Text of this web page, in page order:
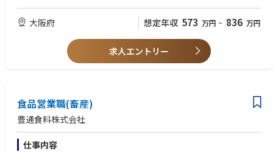
します
【尚可】
・調味料、冷凍野菜の営業経験者・商社での食品営業業務
・貿易・品質管理に関する知識をお持ちの方
・中国語スキル（日常会話程度）
・英語スキル（業務で使用経験がある等）
・TOEIC600点以上のスコアをお持ちの方（昇格要件の一つとして、TOEIC
・人柄的に明るい人材、EXCELを活用した計算、その他社内資料作成に精
通
・機敏に対応できる人（クレーム等の対応の迅速が要求される為）
・コミュニケーション能力が高い人
大阪府 想定年収 573 万円 ~ 836 万円
求人エントリー
食品営業職(畜産)
豊通食料株式会社
仕事内容